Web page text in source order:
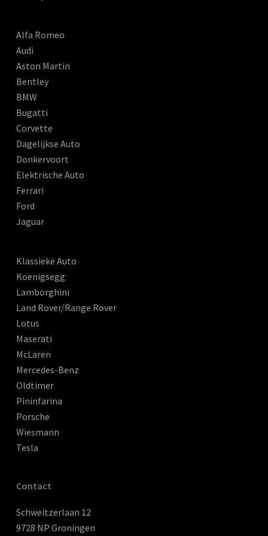
Alfa Romeo
Audi
Aston Martin
Bentley
BMW
Bugatti
Corvette
Dagelijkse Auto
Donkervoort
Elektrische Auto
Ferrari
Ford
Jaguar
Klassieke Auto
Koenigsegg
Lamborghini
Land Rover/Range Rover
Lotus
Maserati
McLaren
Mercedes-Benz
Oldtimer
Pininfarina
Porsche
Wiesmann
Tesla
Contact
Schweitzerlaan 12
9728 NP Groningen